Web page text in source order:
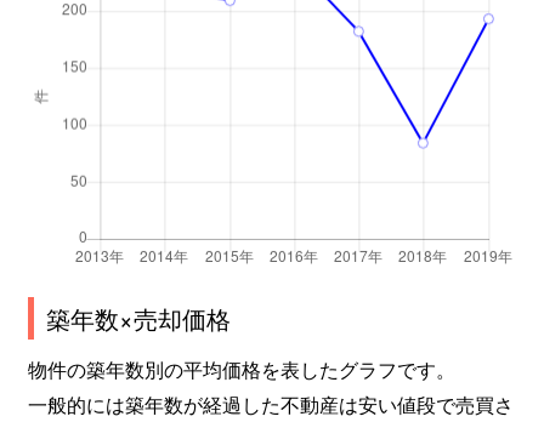
築年数×売却価格
物件の築年数別の平均価格を表したグラフです。
一般的には築年数が経過した不動産は安い値段で売買さ